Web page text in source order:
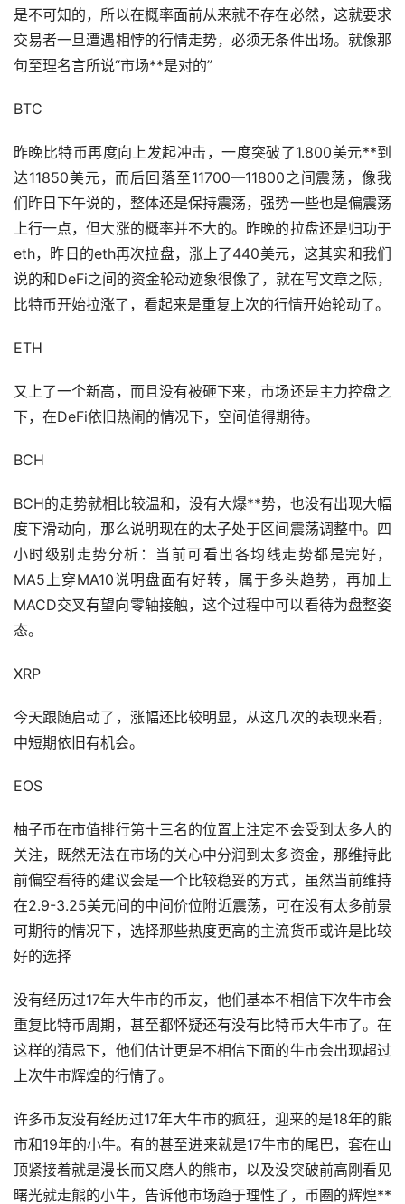
是不可知的，所以在概率面前从来就不存在必然，这就要求
交易者一旦遭遇相悖的行情走势，必须无条件出场。就像那
句至理名言所说“市场**是对的”
BTC
昨晚比特币再度向上发起冲击，一度突破了1.800美元**到
达11850美元，而后回落至11700—11800之间震荡，像我
们昨日下午说的，整体还是保持震荡，强势一些也是偏震荡
上行一点，但大涨的概率并不大的。昨晚的拉盘还是归功于
eth，昨日的eth再次拉盘，涨上了440美元，这其实和我们
说的和DeFi之间的资金轮动迹象很像了，就在写文章之际，
比特币开始拉涨了，看起来是重复上次的行情开始轮动了。
ETH
又上了一个新高，而且没有被砸下来，市场还是主力控盘之
下，在DeFi依旧热闹的情况下，空间值得期待。
BCH
BCH的走势就相比较温和，没有大爆**势，也没有出现大幅
度下滑动向，那么说明现在的太子处于区间震荡调整中。四
小时级别走势分析：当前可看出各均线走势都是完好，
MA5上穿MA10说明盘面有好转，属于多头趋势，再加上
MACD交叉有望向零轴接触，这个过程中可以看待为盘整姿
态。
XRP
今天跟随启动了，涨幅还比较明显，从这几次的表现来看，
中短期依旧有机会。
EOS
柚子币在市值排行第十三名的位置上注定不会受到太多人的
关注，既然无法在市场的关心中分润到太多资金，那维持此
前偏空看待的建议会是一个比较稳妥的方式，虽然当前维持
在2.9-3.25美元间的中间价位附近震荡，可在没有太多前景
可期待的情况下，选择那些热度更高的主流货币或许是比较
好的选择
没有经历过17年大牛市的币友，他们基本不相信下次牛市会
重复比特币周期，甚至都怀疑还有没有比特币大牛市了。在
这样的猜忌下，他们估计更是不相信下面的牛市会出现超过
上次牛市辉煌的行情了。
许多币友没有经历过17年大牛市的疯狂，迎来的是18年的熊
市和19年的小牛。有的甚至进来就是17牛市的尾巴，套在山
顶紧接着就是漫长而又磨人的熊市，以及没突破前高刚看见
曙光就走熊的小牛，告诉他市场趋于理性了，币圈的辉煌**